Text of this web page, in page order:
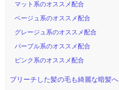
マット系のオススメ配合
ベージュ系のオススメ配合
グレージュ系のオススメ配合
パープル系のオススメ配合
ピンク系のオススメ配合
ブリーチした髪の毛も綺麗な暗髪へ